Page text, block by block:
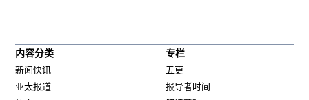
内容分类
新闻快讯
亚太报道
专栏
五更
报导者时间